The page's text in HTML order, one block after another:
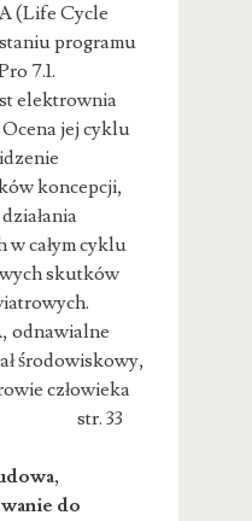
(Life Cycle
programu
7.1.
elektrownia
jej cyklu
koncepcji,
całym cyklu
skutków
odnawialne
środowiskowy,
człowieka
str. 33
do